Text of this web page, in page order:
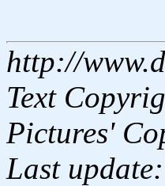
http://
Text
Pictures'
Last